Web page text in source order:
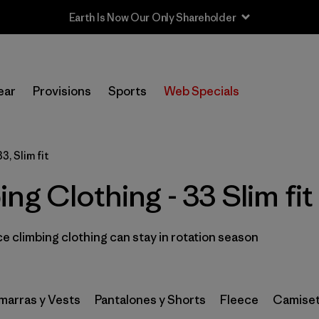
Earth Is Now Our Only Shareholder
Provisions Sports Web Specials
Selecciona una tienda
Filtrar por
Price
Filtrar por
Size 1
Filtrar por
Fit 1
Slim fit
Clothing - 33 Slim fit
climbing clothing can stay in rotation season
y Vests Pantalones y Shorts Fleece